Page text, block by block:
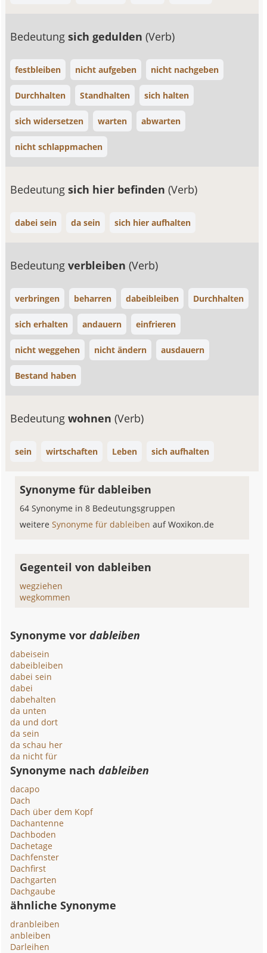
Bedeutungsich gedulden(Verb)
festbleiben nicht aufgeben nicht nachgeben
Durchhalten Standhalten sich halten
sich widersetzen warten abwarten
nicht schlappmachen
Bedeutungsich hier befinden(Verb)
dabei sein da sein sich hier aufhalten
Bedeutungverbleiben(Verb)
verbringen beharren dabeibleiben Durchhalten
sich erhalten andauern einfrieren
nicht weggehen nicht ändern ausdauern
Bestand haben
Bedeutungwohnen(Verb)
sein wirtschaften Leben sich aufhalten
Synonyme für dableiben
64 Synonyme in 8 Bedeutungsgruppen
weitereSynonyme für dableibenauf Woxikon.de
Gegenteil von dableiben
wegziehen
wegkommen
Synonyme vordableiben
dabeisein
dabeibleiben
dabei sein
dabei
dabehalten
da unten
da und dort
da sein
da schau her
da nicht für
Synonyme nachdableiben
dacapo
Dach
Dach über dem Kopf
Dachantenne
Dachboden
Dachetage
Dachfenster
Dachfirst
Dachgarten
Dachgaube
ähnliche Synonyme
dranbleiben
anbleiben
Darleihen